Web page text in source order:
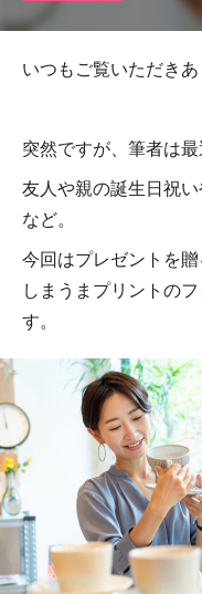
いつもご覧いただきあ
突然ですが、筆者は
友人や親の誕生日祝
など。
今回はプレゼントを贈
しまうまプリントの
す。